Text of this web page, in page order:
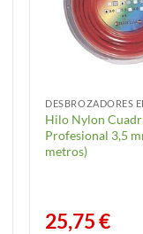
Hilo Nylon
Profesional 3,5
metros)
25,75€